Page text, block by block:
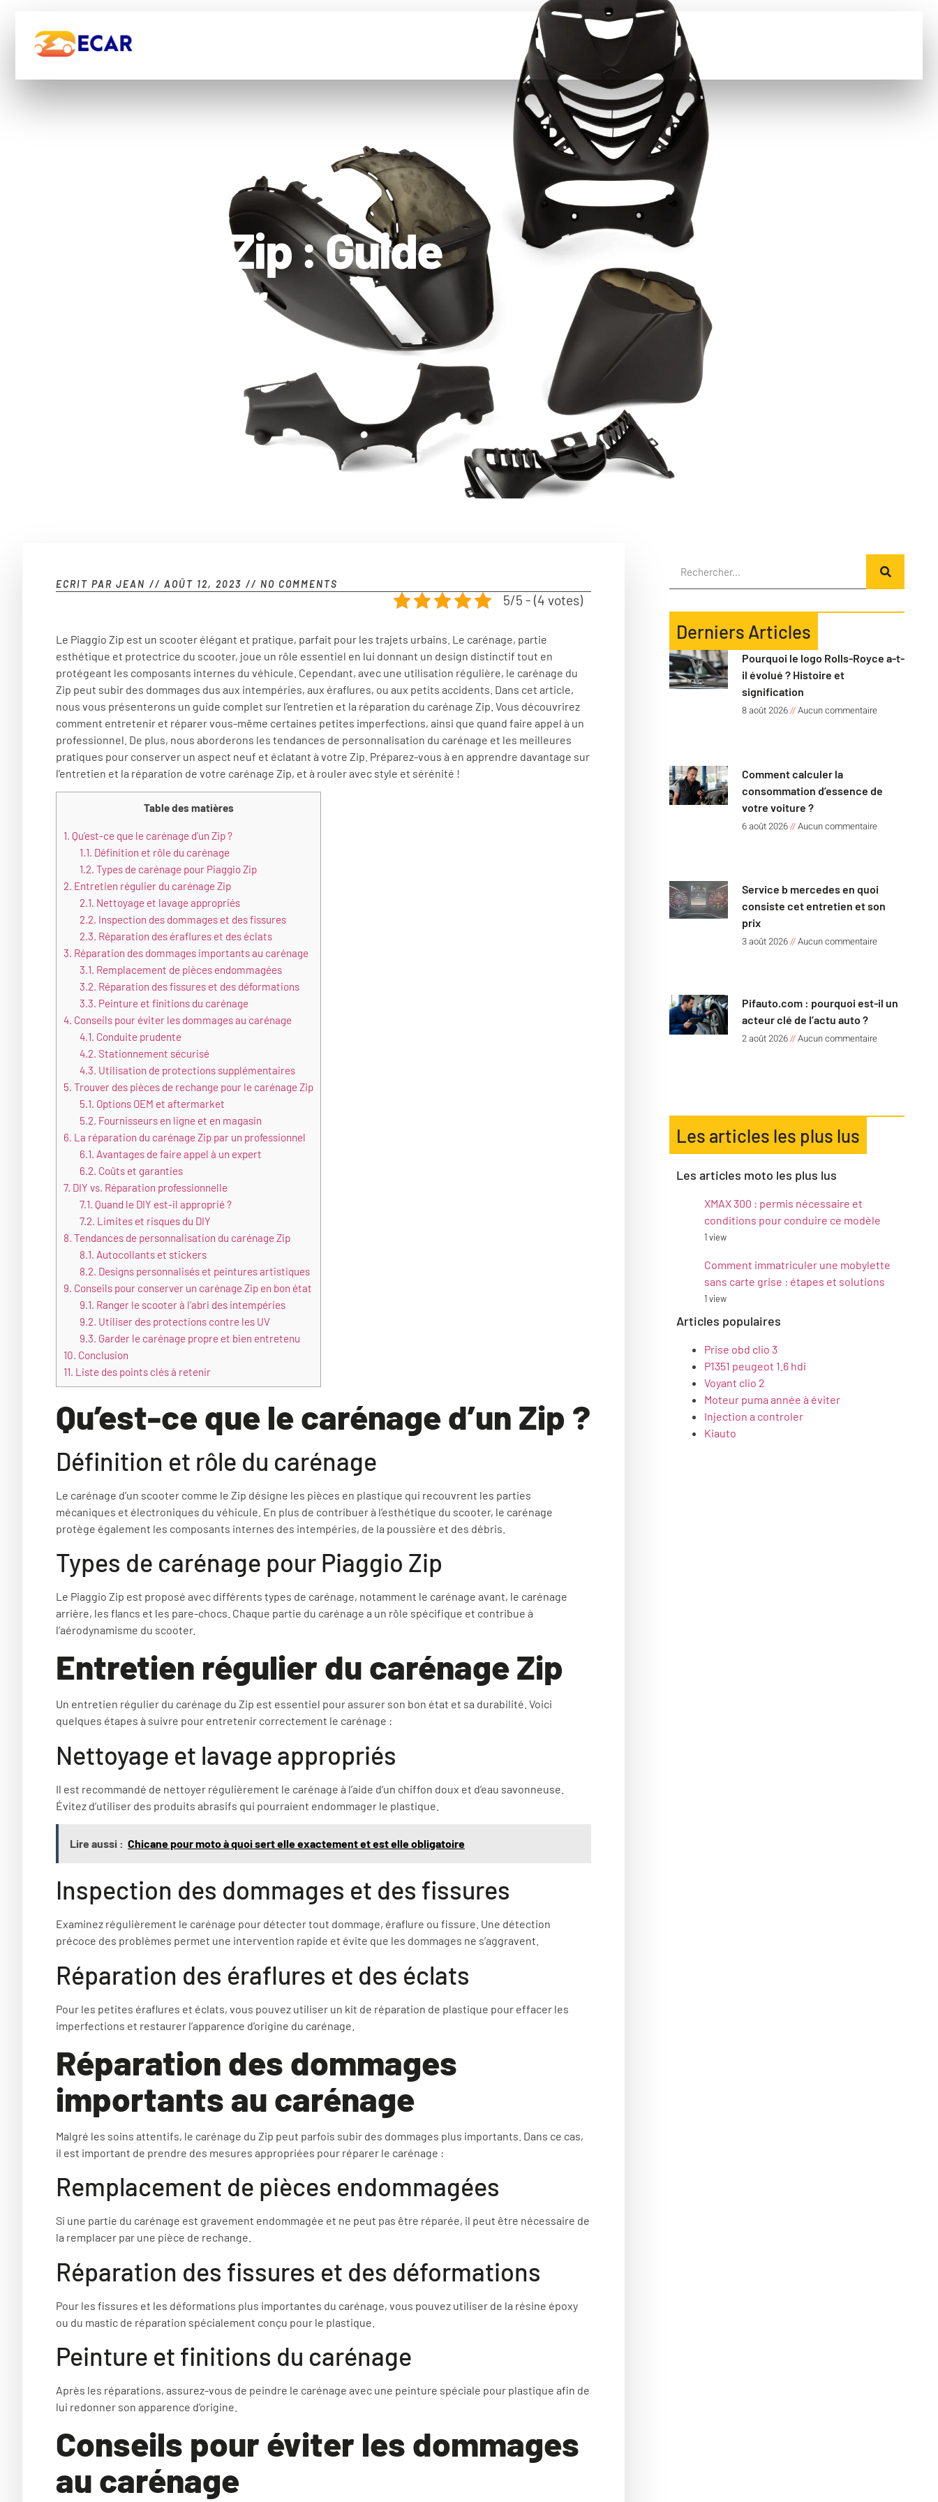
Carenage Zip : Guide
complet sur
l’entretien et la
ECRIT PAR JEAN // AOÛT 12, 2023 // NO COMMENTS
5/5 - (4 votes)
Le Piaggio Zip est un scooter élégant et pratique, parfait pour les trajets urbains. Le carénage, partie
esthétique et protectrice du scooter, joue un rôle essentiel en lui donnant un design distinctif tout en
protégeant les composants internes du véhicule. Cependant, avec une utilisation régulière, le carénage du
Zip peut subir des dommages dus aux intempéries, aux éraflures, ou aux petits accidents. Dans cet article,
nous vous présenterons un guide complet sur l’entretien et la réparation du carénage Zip. Vous découvrirez
comment entretenir et réparer vous-même certaines petites imperfections, ainsi que quand faire appel à un
professionnel. De plus, nous aborderons les tendances de personnalisation du carénage et les meilleures
pratiques pour conserver un aspect neuf et éclatant à votre Zip. Préparez-vous à en apprendre davantage sur
l’entretien et la réparation de votre carénage Zip, et à rouler avec style et sérénité !
Table des matières
1. Qu’est-ce que le carénage d’un Zip ?
1.1. Définition et rôle du carénage
1.2. Types de carénage pour Piaggio Zip
2. Entretien régulier du carénage Zip
2.1. Nettoyage et lavage appropriés
2.2. Inspection des dommages et des fissures
2.3. Réparation des éraflures et des éclats
3. Réparation des dommages importants au carénage
3.1. Remplacement de pièces endommagées
3.2. Réparation des fissures et des déformations
3.3. Peinture et finitions du carénage
4. Conseils pour éviter les dommages au carénage
4.1. Conduite prudente
4.2. Stationnement sécurisé
4.3. Utilisation de protections supplémentaires
5. Trouver des pièces de rechange pour le carénage Zip
5.1. Options OEM et aftermarket
5.2. Fournisseurs en ligne et en magasin
6. La réparation du carénage Zip par un professionnel
6.1. Avantages de faire appel à un expert
6.2. Coûts et garanties
7. DIY vs. Réparation professionnelle
7.1. Quand le DIY est-il approprié ?
7.2. Limites et risques du DIY
8. Tendances de personnalisation du carénage Zip
8.1. Autocollants et stickers
8.2. Designs personnalisés et peintures artistiques
9. Conseils pour conserver un carénage Zip en bon état
9.1. Ranger le scooter à l’abri des intempéries
9.2. Utiliser des protections contre les UV
9.3. Garder le carénage propre et bien entretenu
10. Conclusion
11. Liste des points clés à retenir
Qu’est-ce que le carénage d’un Zip ?
Définition et rôle du carénage
Le carénage d’un scooter comme le Zip désigne les pièces en plastique qui recouvrent les parties
mécaniques et électroniques du véhicule. En plus de contribuer à l’esthétique du scooter, le carénage
protège également les composants internes des intempéries, de la poussière et des débris.
Types de carénage pour Piaggio Zip
Le Piaggio Zip est proposé avec différents types de carénage, notamment le carénage avant, le carénage
arrière, les flancs et les pare-chocs. Chaque partie du carénage a un rôle spécifique et contribue à
l’aérodynamisme du scooter.
Entretien régulier du carénage Zip
Un entretien régulier du carénage du Zip est essentiel pour assurer son bon état et sa durabilité. Voici
quelques étapes à suivre pour entretenir correctement le carénage :
Nettoyage et lavage appropriés
Il est recommandé de nettoyer régulièrement le carénage à l’aide d’un chiffon doux et d’eau savonneuse.
Évitez d’utiliser des produits abrasifs qui pourraient endommager le plastique.
Lire aussi : Chicane pour moto à quoi sert elle exactement et est elle obligatoire
Inspection des dommages et des fissures
Examinez régulièrement le carénage pour détecter tout dommage, éraflure ou fissure. Une détection
précoce des problèmes permet une intervention rapide et évite que les dommages ne s’aggravent.
Réparation des éraflures et des éclats
Pour les petites éraflures et éclats, vous pouvez utiliser un kit de réparation de plastique pour effacer les
imperfections et restaurer l’apparence d’origine du carénage.
Réparation des dommages
importants au carénage
Malgré les soins attentifs, le carénage du Zip peut parfois subir des dommages plus importants. Dans ce cas,
il est important de prendre des mesures appropriées pour réparer le carénage :
Remplacement de pièces endommagées
Si une partie du carénage est gravement endommagée et ne peut pas être réparée, il peut être nécessaire de
la remplacer par une pièce de rechange.
Réparation des fissures et des déformations
Pour les fissures et les déformations plus importantes du carénage, vous pouvez utiliser de la résine époxy
ou du mastic de réparation spécialement conçu pour le plastique.
Peinture et finitions du carénage
Après les réparations, assurez-vous de peindre le carénage avec une peinture spéciale pour plastique afin de
lui redonner son apparence d’origine.
Conseils pour éviter les dommages
au carénage
Derniers Articles
Pourquoi le logo Rolls-Royce a-t-
il évolué ? Histoire et
signification
8 août 2026
Aucun commentaire
Comment calculer la
consommation d’essence de
votre voiture ?
6 août 2026
Aucun commentaire
Service b mercedes en quoi
consiste cet entretien et son
prix
3 août 2026
Aucun commentaire
Pifauto.com : pourquoi est-il un
acteur clé de l’actu auto ?
2 août 2026
Aucun commentaire
Les articles les plus lus
Les articles moto les plus lus
XMAX 300 : permis nécessaire et
conditions pour conduire ce modèle
1 view
Comment immatriculer une mobylette
sans carte grise : étapes et solutions
1 view
Articles populaires
Prise obd clio 3
P1351 peugeot 1.6 hdi
Voyant clio 2
Moteur puma année à éviter
Injection a controler
Kiauto